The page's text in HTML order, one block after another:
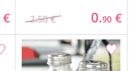
€ 2.50 € 0.90 €